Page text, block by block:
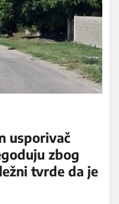
usporivač
zbog
tvrde da je